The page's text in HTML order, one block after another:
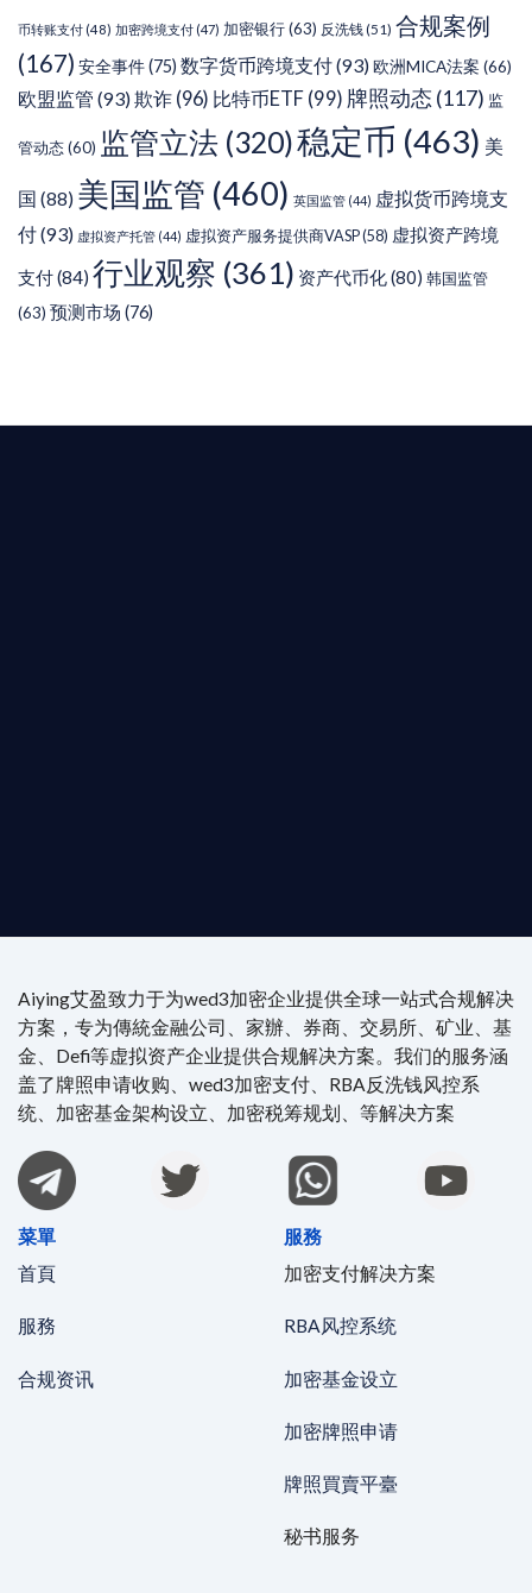
币转账支付 (48) 加密跨境支付 (47) 加密银行(63) 反洗钱(51) 合规案例
(167) 安全事件(75) 数字货币跨境支付(93)欧洲MICA法案 (66)
欧盟监管 (93)欺诈 (96) 比特币ETF (99) 牌照动态 (117) 监
管动态(60) 监管立法 (320)稳定币 (463) 美
国 (88) 美国监管 (460) 英国监管 (44) 虚拟货币跨境支
付(93) 虚拟资产托管 (44) 虚拟资产服务提供商VASP(58) 虚拟资产跨境
支付(84) 行业观察 (361) 资产代币化(80) 韩国监管
(63) 预测市场 (76)
Aiying艾盈致力于为wed3加密企业提供全球一站式合规解决
方案，专为傳統金融公司、家辦、券商、交易所、矿业、基
金、Defi等虚拟资产企业提供合规解决方案。我们的服务涵
盖了牌照申请收购、wed3加密支付、RBA反洗钱风控系
统、加密基金架构设立、加密税筹规划、等解决方案
菜單
首頁
服務
合规资讯
服務
加密支付解决方案
RBA风控系统
加密基金设立
加密牌照申请
牌照買賣平臺
秘书服务